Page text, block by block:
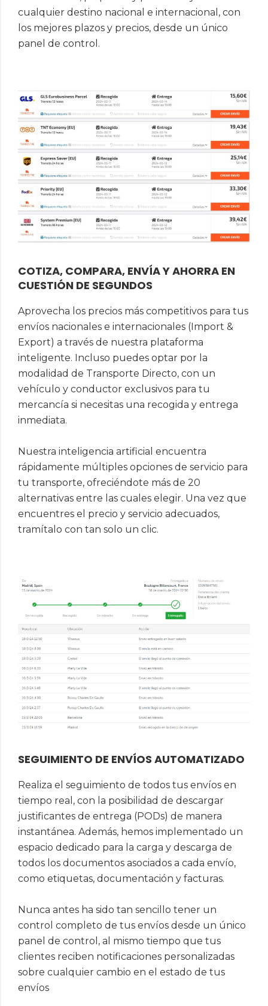
cualquier destino nacional e internacional, con
los mejores plazos y precios, desde un único
panel de control.
COTIZA, COMPARA, ENVÍA Y AHORRA EN
CUESTIÓN DE SEGUNDOS
Aprovecha los precios más competitivos para tus
envíos nacionales e internacionales (Import &
Export) a través de nuestra plataforma
inteligente. Incluso puedes optar por la
modalidad de Transporte Directo, con un
vehículo y conductor exclusivos para tu
mercancía si necesitas una recogida y entrega
inmediata.
Nuestra inteligencia artificial encuentra
rápidamente múltiples opciones de servicio para
tu transporte, ofreciéndote más de 20
alternativas entre las cuales elegir. Una vez que
encuentres el precio y servicio adecuados,
tramítalo con tan solo un clic.
SEGUIMIENTO DE ENVÍOS AUTOMATIZADO
Realiza el seguimiento de todos tus envíos en
tiempo real, con la posibilidad de descargar
justificantes de entrega (PODs) de manera
instantánea. Además, hemos implementado un
espacio dedicado para la carga y descarga de
todos los documentos asociados a cada envío,
como etiquetas, documentación y facturas.
Nunca antes ha sido tan sencillo tener un
control completo de tus envíos desde un único
panel de control, al mismo tiempo que tus
clientes reciben notificaciones personalizadas
sobre cualquier cambio en el estado de tus
envíos